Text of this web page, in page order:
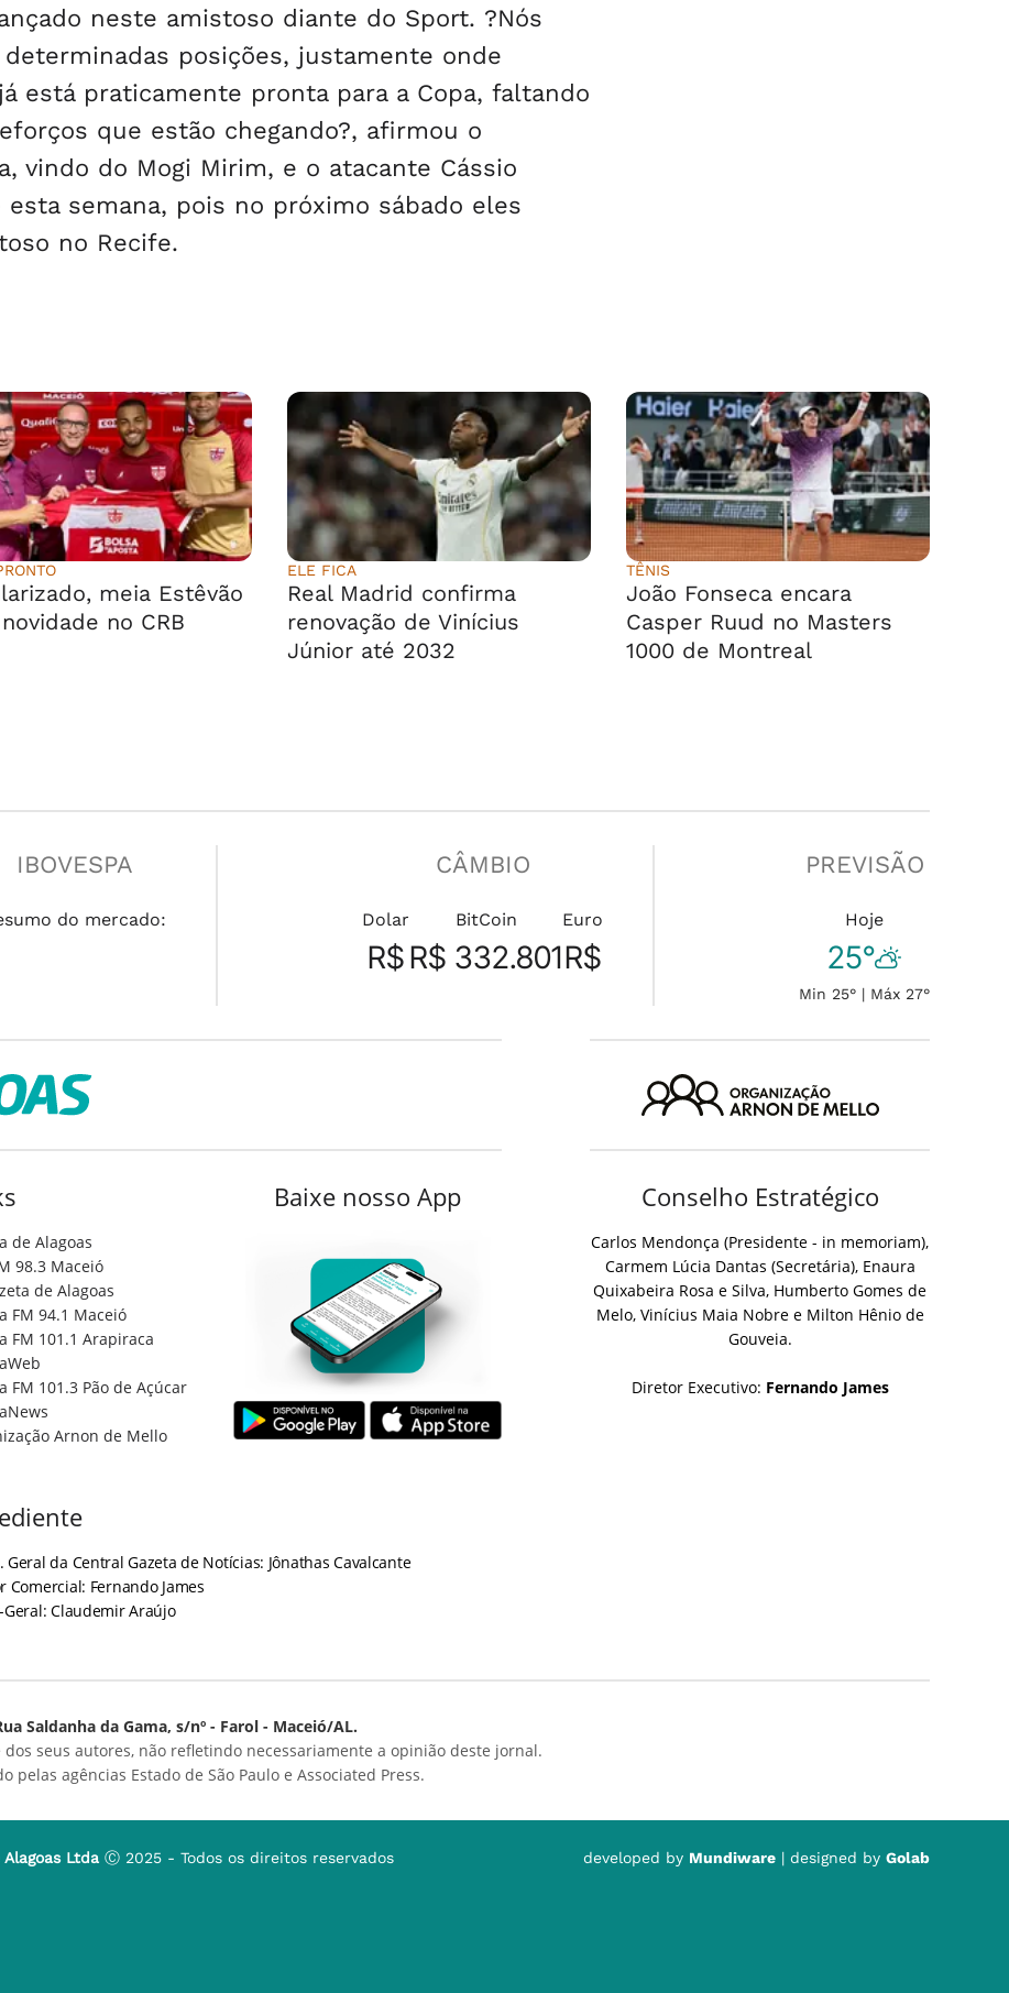
neste amistoso diante do Sport. ?Nós
posições, justamente onde
está praticamente pronta para a Copa, faltando
que estão chegando?, afirmou o
vindo do Mogi Mirim, e o atacante Cássio
semana, pois no próximo sábado eles
no Recife.
meia Estêvão
no CRB
ELE FICA
Real Madrid confirma
renovação de Vinícius
Júnior até 2032
TÊNIS
João Fonseca encara
Casper Ruud no Masters
1000 de Montreal
IBOVESPA
do mercado:
CÂMBIO
Dolar
R$
BitCoin
R$ 332.801
Euro
R$
PREVISÃO
Hoje
25°
Min 25° | Máx 27°
de Alagoas
98.3 Maceió
de Alagoas
FM 94.1 Maceió
FM 101.1 Arapiraca
FM 101.3 Pão de Açúcar
Arnon de Mello
Geral da Central Gazeta de Notícias: Jônathas Cavalcante
Comercial: Fernando James
Geral: Claudemir Araújo
Baixe nosso App Conselho Estratégico
Carlos Mendonça (Presidente - in memoriam),
Carmem Lúcia Dantas (Secretária), Enaura
Quixabeira Rosa e Silva, Humberto Gomes de
Melo, Vinícius Maia Nobre e Milton Hênio de
Gouveia.
Diretor Executivo: Fernando James
Saldanha da Gama, s/nº - Farol - Maceió/AL.
seus autores, não refletindo necessariamente a opinião deste jornal.
agências Estado de São Paulo e Associated Press.
Alagoas Ltda Ⓒ 2025 - Todos os direitos reservados developed by Mundiware | designed by Golab